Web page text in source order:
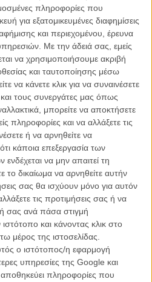
πληροφορίες που
για εξατομικευμένες διαφημίσεις
και περιεχομένου, έρευνα
Με την άδειά σας, εμείς
να χρησιμοποιήσουμε ακριβή
και ταυτοποίησης μέσω
κάνετε κλικ για να συναινέσετε
τους συνεργάτες μας όπως
μπορείτε να αποκτήσετε
πληροφορίες και να αλλάξετε τις
ή να αρνηθείτε να
κάποια επεξεργασία των
να μην απαιτεί τη
το δικαίωμα να αρνηθείτε αυτήν
σας θα ισχύουν μόνο για αυτόν
τις προτιμήσεις σας ή να
σας ανά πάσα στιγμή
και κάνοντας κλικ στο
μέρος της ιστοσελίδας.
ο ιστότοπος/η εφαρμογή
υπηρεσίες της Google και
αποθηκεύει πληροφορίες που
Δεν σε κάνει
η επιτυχία. Είναι
επιφανειακό